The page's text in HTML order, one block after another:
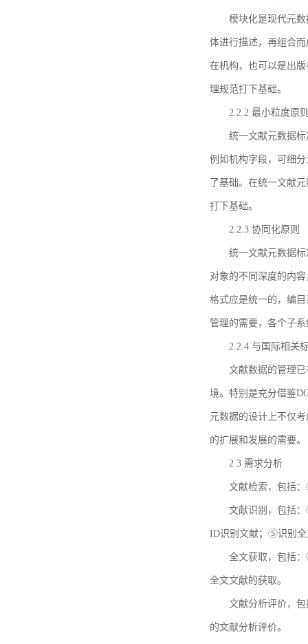
模块化是现代元
体进行描述，再组合
在机构，也可以是出
理规范打下基础。
2.2.2 最小粒度原
统一文献元数据
例如机构字段，可细
了基础。在统一文献
打下基础。
2.2.3 协同化原则
统一文献元数据
对象的不同深度的内
格式应是统一的，编
管理的需要，各个子
2.2.4 与国际相关
文献数据的管理
境。特别是充分借鉴
元数据的设计上不仅
的扩展和发展的需要。
2.3 需求分析
文献检索，包括
文献识别，包括
ID识别文献；⑤识别全
全文获取，包括
全文文献的获取。
文献分析评价，
的文献分析评价。